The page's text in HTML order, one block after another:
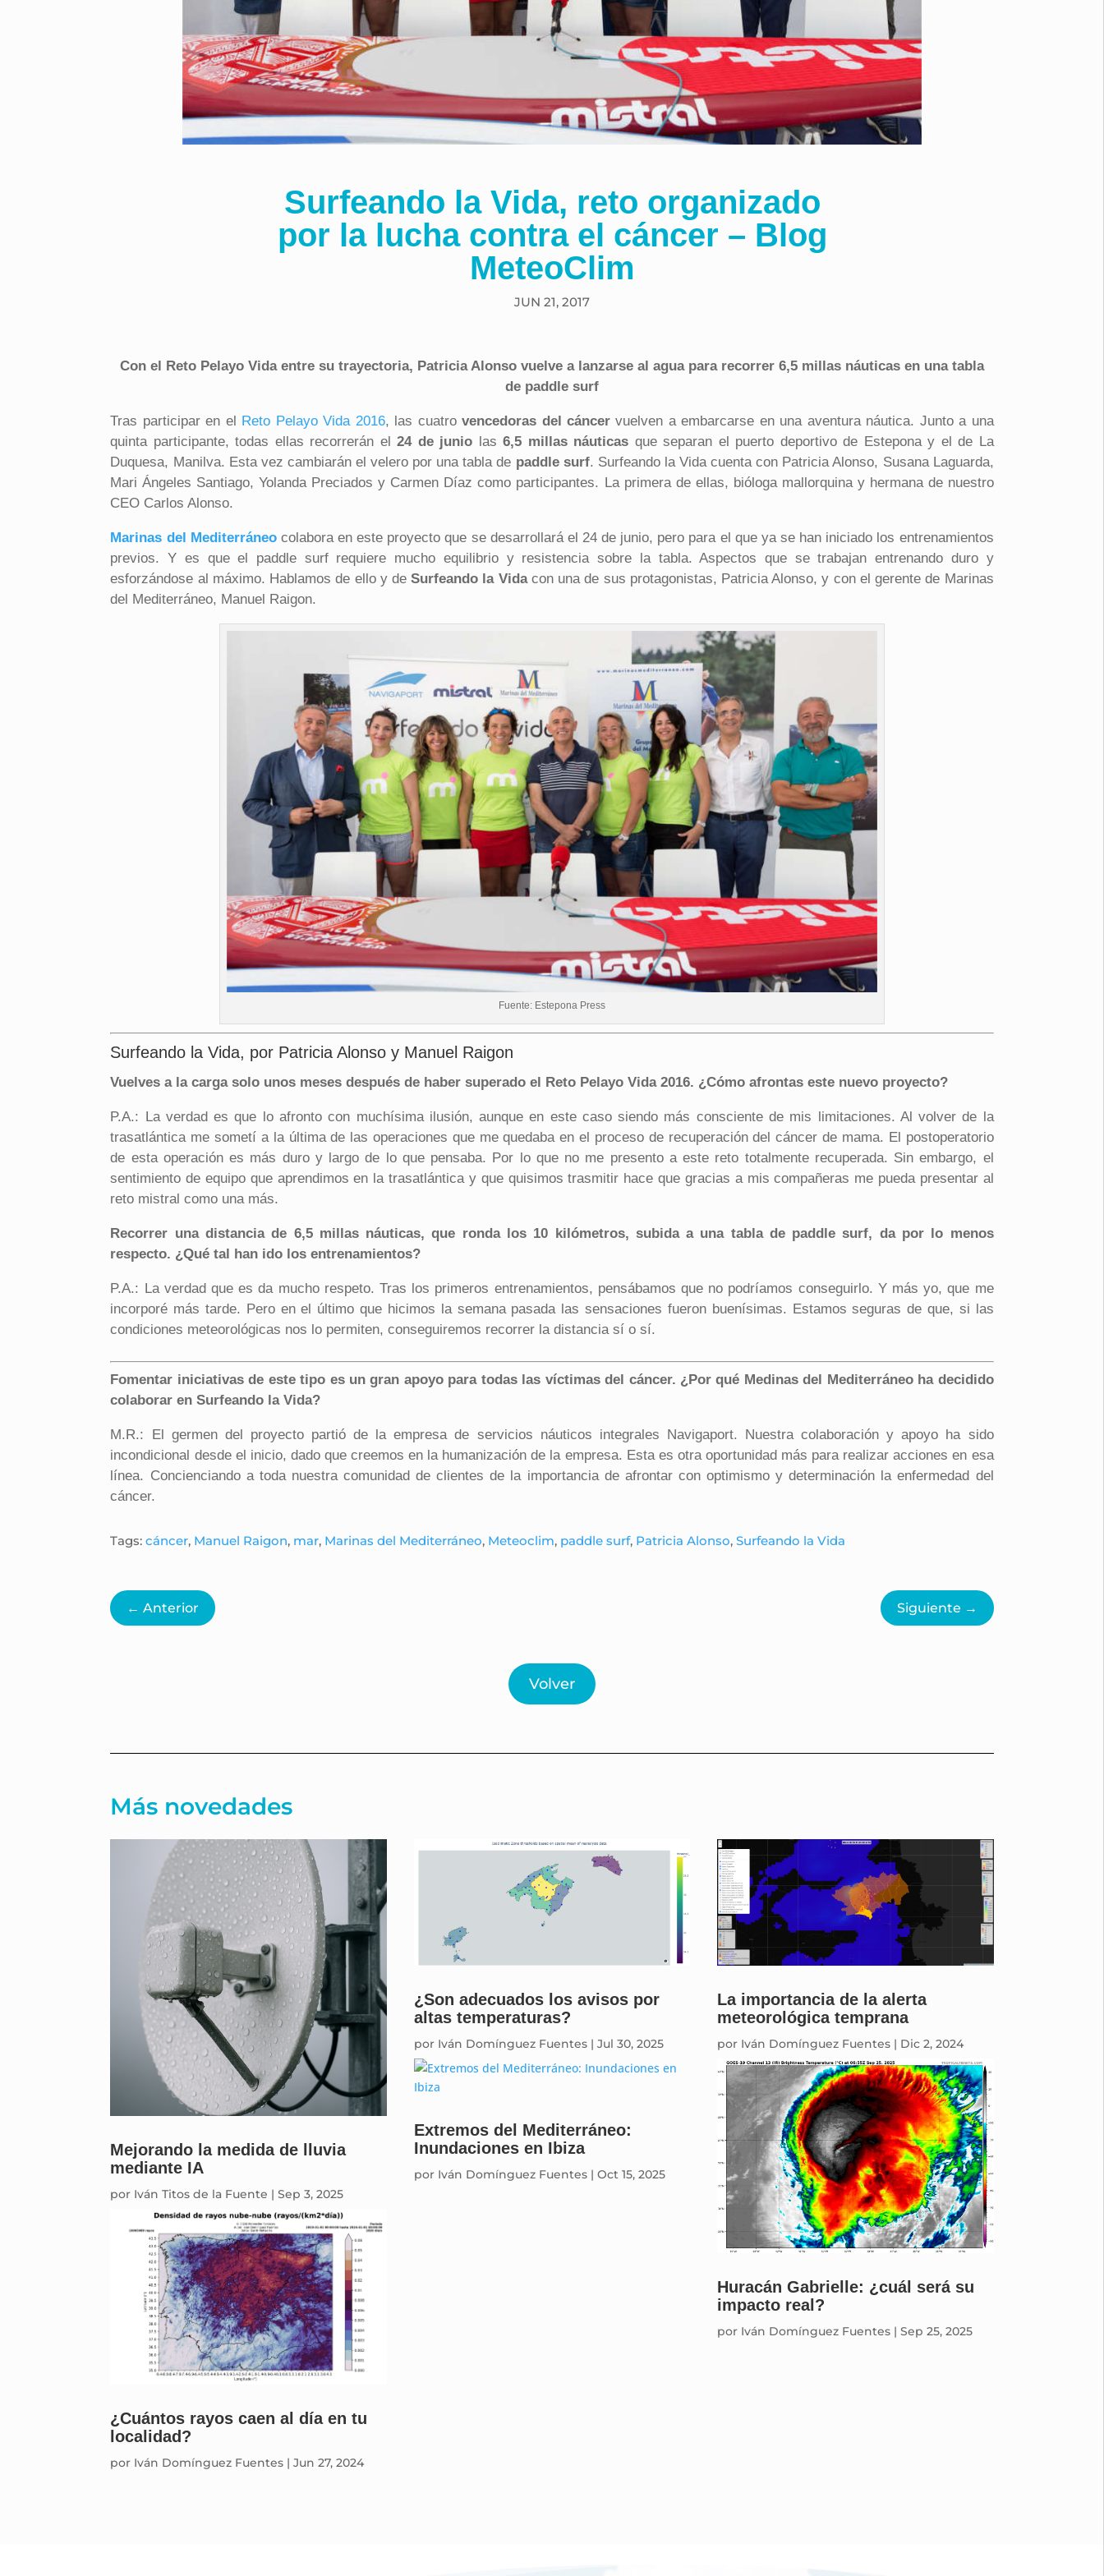
Surfeando la Vida, reto organizado
por la lucha contra el cáncer – Blog
MeteoClim
JUN 21, 2017
Con el Reto Pelayo Vida entre su trayectoria, Patricia Alonso vuelve a lanzarse al agua para recorrer 6,5 millas náuticas en una tabla
de paddle surf
Tras participar en el Reto Pelayo Vida 2016, las cuatrovencedoras del cáncervuelven a embarcarse en una aventura náutica. Junto a una
quinta participante, todas ellas recorrerán el24 de junio las6,5 millas náuticas que separan el puerto deportivo de Estepona y el de La
Duquesa, Manilva. Esta vez cambiarán el velero por una tabla de paddle surf. Surfeando la Vida cuenta con Patricia Alonso, Susana Laguarda,
Mari Ángeles Santiago, Yolanda Preciados y Carmen Díaz como participantes. La primera de ellas, bióloga mallorquina y hermana de nuestro
CEO Carlos Alonso.
Marinas del Mediterráneocolabora en este proyecto que se desarrollará el 24 de junio, pero para el que ya se han iniciado los entrenamientos
previos. Y es que el paddle surf requiere mucho equilibrio y resistencia sobre la tabla. Aspectos que se trabajan entrenando duro y
esforzándose al máximo. Hablamos de ello y deSurfeando la Vidacon una de sus protagonistas, Patricia Alonso, y con el gerente de Marinas
del Mediterráneo, Manuel Raigon.
Fuente: Estepona Press
Surfeando la Vida, por Patricia Alonso y Manuel Raigon
Vuelves a la carga solo unos meses después de haber superado el Reto Pelayo Vida 2016. ¿Cómo afrontas este nuevo proyecto?
P.A.: La verdad es que lo afronto con muchísima ilusión, aunque en este caso siendo más consciente de mis limitaciones. Al volver de la
trasatlántica me sometí a la última de las operaciones que me quedaba en el proceso de recuperación del cáncer de mama. El postoperatorio
de esta operación es más duro y largo de lo que pensaba. Por lo que no me presento a este reto totalmente recuperada. Sin embargo, el
sentimiento de equipo que aprendimos en la trasatlántica y que quisimos trasmitir hace que gracias a mis compañeras me pueda presentar al
reto mistral como una más.
Recorrer una distancia de 6,5 millas náuticas, que ronda los 10 kilómetros, subida a una tabla de paddle surf, da por lo menos
respecto. ¿Qué tal han ido los entrenamientos?
P.A.: La verdad que es da mucho respeto. Tras los primeros entrenamientos, pensábamos que no podríamos conseguirlo. Y más yo, que me
incorporé más tarde. Pero en el último que hicimos la semana pasada las sensaciones fueron buenísimas. Estamos seguras de que, si las
condiciones meteorológicas nos lo permiten, conseguiremos recorrer la distancia sí o sí.
Fomentar iniciativas de este tipo es un gran apoyo para todas las víctimas del cáncer. ¿Por qué Medinas del Mediterráneo ha decidido
colaborar en Surfeando la Vida?
M.R.: El germen del proyecto partió de la empresa de servicios náuticos integrales Navigaport. Nuestra colaboración y apoyo ha sido
incondicional desde el inicio, dado que creemos en la humanización de la empresa. Esta es otra oportunidad más para realizar acciones en esa
línea. Concienciando a toda nuestra comunidad de clientes de la importancia de afrontar con optimismo y determinación la enfermedad del
cáncer.
Tags:cáncer, Manuel Raigon, mar, Marinas del Mediterráneo, Meteoclim, paddle surf, Patricia Alonso,Surfeando la Vida
←Anterior Siguiente →
Volver
Más novedades
Mejorando la medida de lluvia
mediante IA
por Iván Titos de la Fuente |Sep 3, 2025
¿Cuántos rayos caen al día en tu
localidad?
por Iván Domínguez Fuentes |Jun 27, 2024
¿Son adecuados los avisos por
altas temperaturas?
por Iván Domínguez Fuentes| Jul 30, 2025
Extremos del Mediterráneo:
Inundaciones en Ibiza
por Iván Domínguez Fuentes| Oct 15, 2025
La importancia de la alerta
meteorológica temprana
por Iván Domínguez Fuentes| Dic 2, 2024
Huracán Gabrielle: ¿cuál será su
impacto real?
por Iván Domínguez Fuentes| Sep 25, 2025